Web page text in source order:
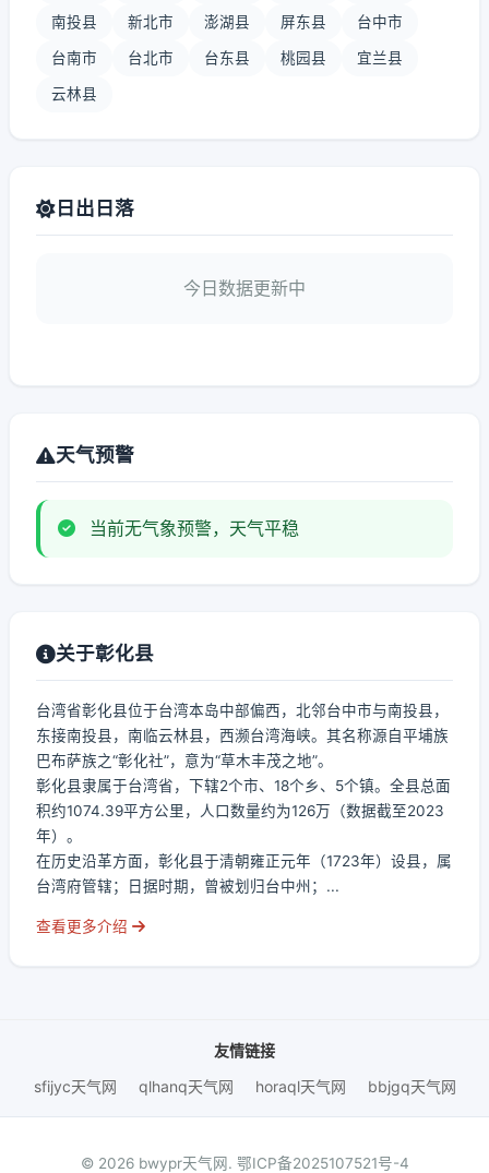
南投县 新北市 澎湖县 屏东县 台中市
台南市 台北市 台东县 桃园县 宜兰县
云林县
日出日落
今日数据更新中
天气预警
当前无气象预警，天气平稳
关于彰化县
台湾省彰化县位于台湾本岛中部偏西，北邻台中市与南投县，
东接南投县，南临云林县，西濒台湾海峡。其名称源自平埔族
巴布萨族之“彰化社”，意为“草木丰茂之地”。
彰化县隶属于台湾省，下辖2个市、18个乡、5个镇。全县总面
积约1074.39平方公里，人口数量约为126万（数据截至2023
年）。
在历史沿革方面，彰化县于清朝雍正元年（1723年）设县，属
台湾府管辖；日据时期，曾被划归台中州；...
查看更多介绍
友情链接
sfijyc天气网
qlhanq天气网 horaql天气网 bbjgq天气网
© 2026 bwypr天气网. 鄂ICP备2025107521号-4